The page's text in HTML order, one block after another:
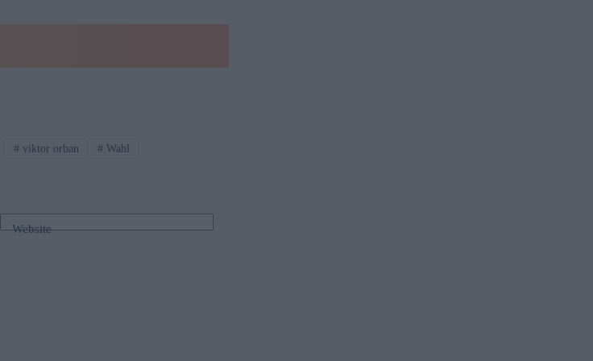
#viktor orban # Wahl
Website